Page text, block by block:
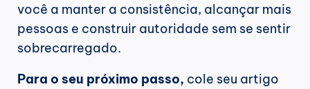
você a manter a consistência, alcançar mais
pessoas e construir autoridade sem se sentir
sobrecarregado.
Para o seu próximo passo, cole seu artigo